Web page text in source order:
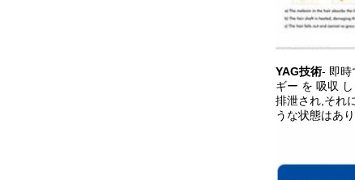
YAG技術- 即時
ギー を 吸収
排泄され,それ
うな状態はあ